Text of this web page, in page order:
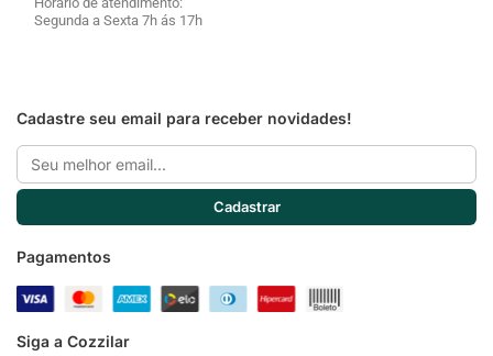
Segunda a Sexta 7h ás 17h
Cadastre seu email para receber novidades!
Email
Cadastrar
Pagamentos
Siga a Cozzilar